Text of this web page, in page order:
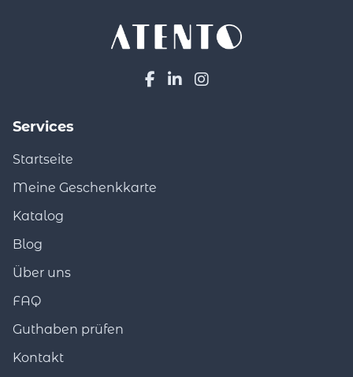
Services
Startseite
Meine Geschenkkarte
Katalog
Blog
Über uns
FAQ
Guthaben prüfen
Kontakt